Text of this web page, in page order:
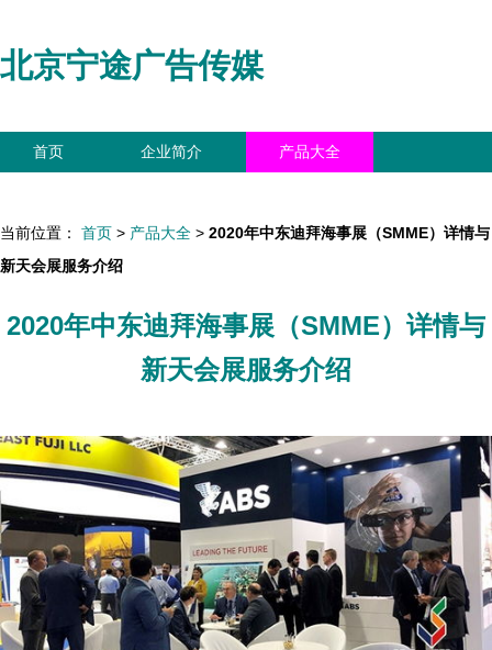
北京宁途广告传媒
首页 企业简介 产品大全
当前位置： 首页 > 产品大全 > 2020年中东迪拜海事展（SMME）详情与
新天会展服务介绍
2020年中东迪拜海事展（SMME）详情与
新天会展服务介绍